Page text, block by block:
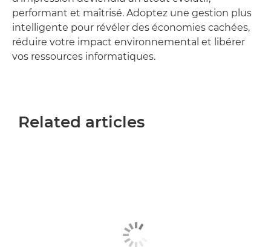
performant et maîtrisé. Adoptez une gestion plus
intelligente pour révéler des économies cachées,
réduire votre impact environnemental et libérer
vos ressources informatiques.
Related articles